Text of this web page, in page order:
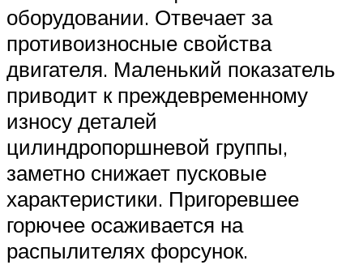
оборудовании. Отвечает за
противоизносные свойства
двигателя. Маленький показатель
приводит к преждевременному
износу деталей
цилиндропоршневой группы,
заметно снижает пусковые
характеристики. Пригоревшее
горючее осаживается на
распылителях форсунок.